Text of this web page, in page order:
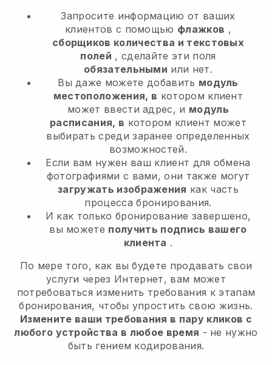
Запросите информацию от ваших
клиентов с помощью флажков ,
сборщиков количества и текстовых
полей , сделайте эти поля
обязательными или нет.
Вы даже можете добавить модуль
местоположения, в котором клиент
может ввести адрес, и модуль
расписания, в котором клиент может
выбирать среди заранее определенных
возможностей.
Если вам нужен ваш клиент для обмена
фотографиями с вами, они также могут
загружать изображения как часть
процесса бронирования.
И как только бронирование завершено,
вы можете получить подпись вашего
клиента .
По мере того, как вы будете продавать свои
услуги через Интернет, вам может
потребоваться изменить требования к этапам
бронирования, чтобы упростить свою жизнь.
Измените ваши требования в пару кликов с
любого устройства в любое время - не нужно
быть гением кодирования.